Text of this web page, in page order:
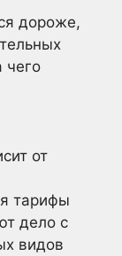
дороже,
чего
от
тарифы
дело с
видов